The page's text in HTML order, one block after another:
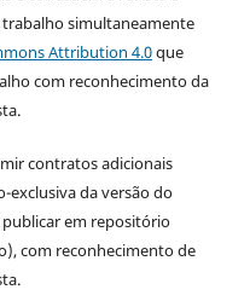
simultaneamente
Attribution 4.0que
com reconhecimento da
contratos adicionais
exclusiva da versão do
em repositório
com reconhecimento de